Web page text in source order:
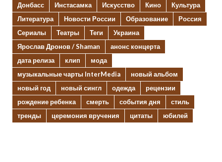
Донбасс
Инстасамка Искусство Кино
Культура
Литература
Новости России Образование
Россия
Сериалы
Театры Теги
Украина
Ярослав Дронов / Shaman
анонс концерта
дата релиза
клип
мода
музыкальные чарты InterMedia
новый альбом
новый год
новый сингл одежда
рецензии
рождение ребенка
смерть события дня
стиль
тренды
церемония вручения цитаты юбилей